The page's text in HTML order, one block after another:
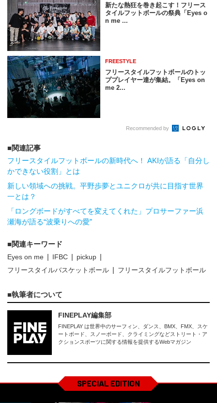
新たな熱狂を巻き起こす！フリース
タイルフットボールの祭典「Eyes o
n me ...
FREESTYLE
フリースタイルフットボールのトッ
ププレイヤー達が集結。「Eyes on
me 2...
Recommended by
関連記事
フリースタイルフットボールの新時代へ！ AKIが語る「自分し
かできない役割」とは
新しい領域への挑戦。平野歩夢とユニクロが共に目指す世界
一とは？
「ロングボードがすべてを変えてくれた」プロサーファー浜
瀬海が語る“波乗りへの愛”
関連キーワード
Eyes on me IFBC
pickup
フリースタイルバスケットボール
フリースタイルフットボール
執筆者について
FINEPLAY編集部
FINEPLAY は世界中のサーフィン、ダンス、BMX、FMX、スケ
ートボード、スノーボード、クライミングなどストリート・ア
クションスポーツに関する情報を提供するWebマガジン
SPECIAL EDITION